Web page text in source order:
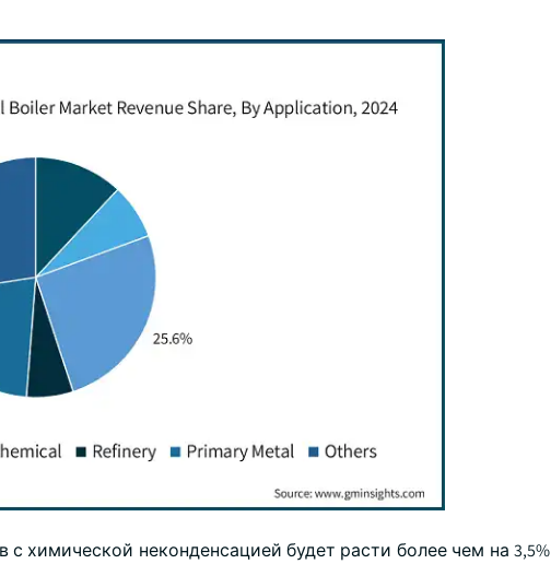
химической неконденсацией будет расти более чем на 3,5%